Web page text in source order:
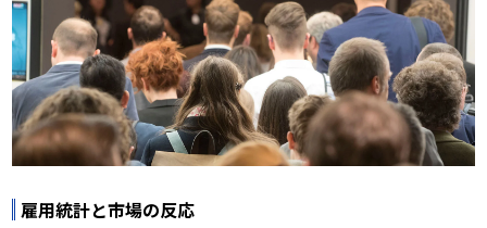
雇用統計と市場の反応